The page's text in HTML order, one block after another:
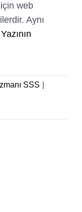
web
Aynı
Yazının
SSS
Demek?